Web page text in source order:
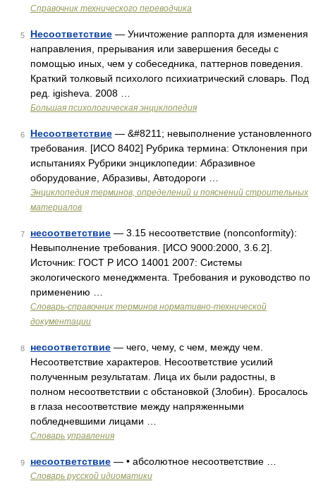
Справочник технического переводчика
5 Несоответствие — Уничтожение раппорта для изменения
направления, прерывания или завершения беседы с
помощью иных, чем у собеседника, паттернов поведения.
Краткий толковый психолого психиатрический словарь. Под
ред. igisheva. 2008 …
Большая психологическая энциклопедия
6 Несоответствие — &#8211; невыполнение установленного
требования. [ИСО 8402] Рубрика термина: Отклонения при
испытаниях Рубрики энциклопедии: Абразивное
оборудование, Абразивы, Автодороги …
Энциклопедия терминов, определений и пояснений строительных
материалов
7 несоответствие — 3.15 несоответствие (nonconformity):
Невыполнение требования. [ИСО 9000:2000, 3.6.2].
Источник: ГОСТ Р ИСО 14001 2007: Системы
экологического менеджмента. Требования и руководство по
применению …
Словарь-справочник терминов нормативно-технической
документации
8 несоответствие — чего, чему, с чем, между чем.
Несоответствие характеров. Несоответствие усилий
полученным результатам. Лица их были радостны, в
полном несоответствии с обстановкой (Злобин). Бросалось
в глаза несоответствие между напряженными
побледневшими лицами …
Словарь управления
9 несоответствие — • абсолютное несоответствие …
Словарь русской идиоматики